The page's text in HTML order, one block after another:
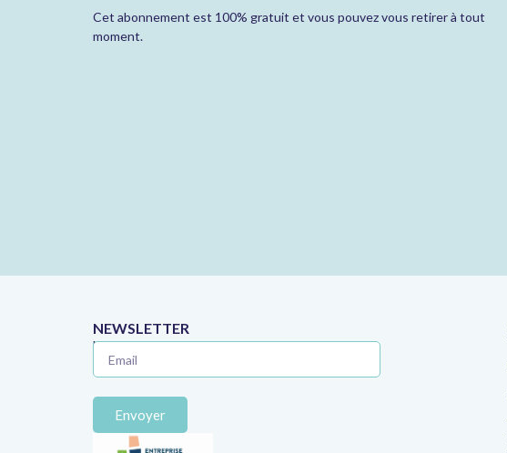
Cet abonnement est 100% gratuit et vous pouvez vous retirer à tout
moment.
NEWSLETTER
Ne manquez plus aucune astuce juridique !
Envoyer